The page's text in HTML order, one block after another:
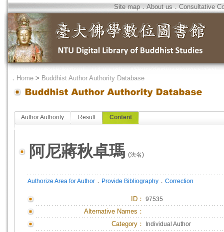
Site map．About us．Consultative
． Home > Buddhist Author Authority Database
Author Authority Result Content
阿尼蔣秋卓瑪 (法名)
Authorize Area for Author ． Provide Bibliography ． Correction
ID ： 97535
Alternative Names：
Category：
Individual Author